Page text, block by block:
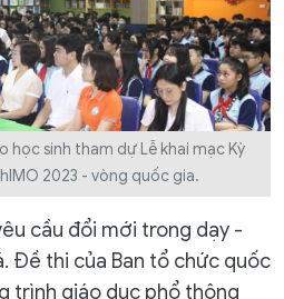
học sinh tham dự Lễ khai mạc Kỳ
2023 - vòng quốc gia.
cầu đổi mới trong dạy -
Đề thi của Ban tổ chức quốc
trình giáo dục phổ thông